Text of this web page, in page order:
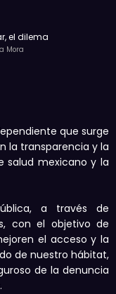
el dilema
Mora
que surge
la transparencia y la
salud mexicano y la
a través de
con el objetivo de
el acceso y la
de nuestro hábitat,
de la denuncia